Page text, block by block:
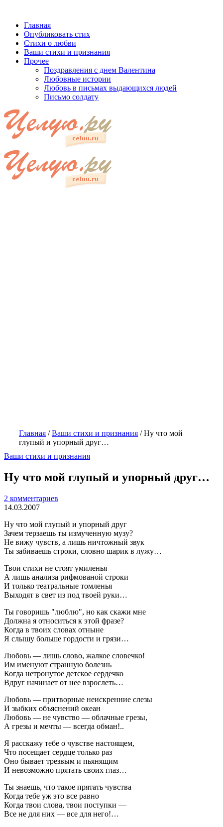
Главная
Опубликовать стих
Стихи о любви
Ваши стихи и признания
Прочее
Поздравления с днем Валентина
Любовные истории
Любовь в письмах выдающихся людей
Письмо солдату
Главная /Ваши стихи и признания /Ну что мой
глупый и упорный друг…
Ваши стихи и признания
Ну что мой глупый и упорный друг…
2 комментариев
14.03.2007
Ну что мой глупый и упорный друг
Зачем терзаешь ты измученную музу?
Не вижу чувств, а лишь ничтожный звук
Ты забиваешь строки, словно шарик в лужу…
Твои стихи не стоят умиленья
А лишь анализа рифмованой строки
И только театральные томленья
Выходят в свет из под твоей руки…
Ты говоришь "люблю", но как скажи мне
Должна я относиться к этой фразе?
Когда в твоих словах отныне
Я слышу больше гордости и грязи…
Любовь — лишь слово, жалкое словечко!
Им именуют странную болезнь
Когда нетронутое детское сердечко
Вдруг начинает от нее взрослеть…
Любовь — притворные неискренние слезы
И зыбких объяснений океан
Любовь — не чувство — облачные грезы,
А грезы и мечты — всегда обман!..
Я расскажу тебе о чувстве настоящем,
Что посещает сердце только раз
Оно бывает трезвым и пьянящим
И невозможно прятать своих глаз…
Ты знаешь, что такое прятать чувства
Когда тебе уж это все равно
Когда твои слова, твои поступки —
Все не для них — все для него!…